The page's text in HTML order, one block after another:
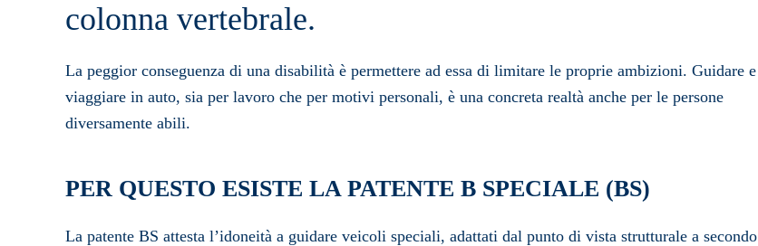
colonna vertebrale.
La peggior conseguenza di una disabilità è permettere ad essa di limitare le proprie ambizioni. Guidare e
viaggiare in auto, sia per lavoro che per motivi personali, è una concreta realtà anche per le persone
diversamente abili.
PER QUESTO ESISTE LA PATENTE B SPECIALE (BS)
La patente BS attesta l’idoneità a guidare veicoli speciali, adattati dal punto di vista strutturale a secondo